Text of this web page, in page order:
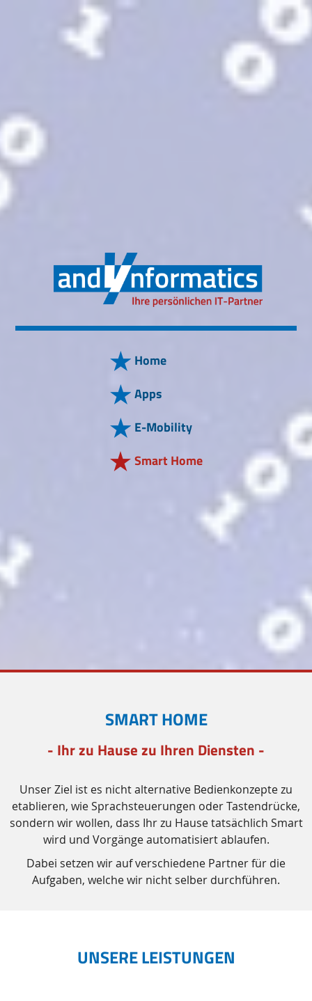
Home
Apps
E-Mobility
Smart Home
SMART HOME
- Ihr zu Hause zu Ihren Diensten -
Unser Ziel ist es nicht alternative Bedienkonzepte zu
etablieren, wie Sprachsteuerungen oder Tastendrücke,
sondern wir wollen, dass Ihr zu Hause tatsächlich Smart
wird und Vorgänge automatisiert ablaufen.
Dabei setzen wir auf verschiedene Partner für die
Aufgaben, welche wir nicht selber durchführen.
UNSERE LEISTUNGEN